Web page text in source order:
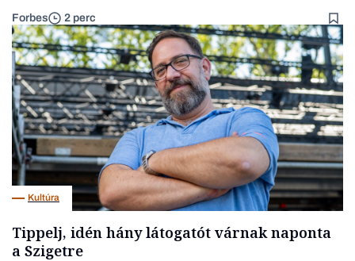
Forbes 2 perc
Kultúra
Tippelj, idén hány látogatót várnak naponta
a Szigetre